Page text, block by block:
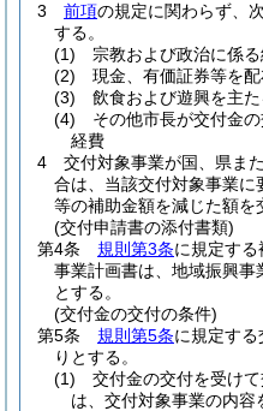
3
前項の規定に関わらず、
する。
(1)
宗教および政治に係
(2)
現金、有価証券等を
(3)
飲食および遊興を主
(4)
その他市長が交付金
経費
4
交付対象事業が国、県ま
合は、当該交付対象事業
等の補助金額を減じた額を
(交付申請書の添付書類)
第4条
規則第3条に規定す
事業計画書は、地域振興事
とする。
(交付金の交付の条件)
第5条
規則第5条に規定す
りとする。
(1)
交付金の交付を受け
は、交付対象事業の内容